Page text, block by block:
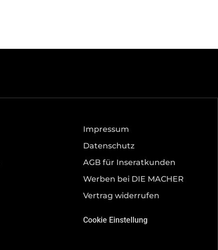
Impressum
Datenschutz
AGB für Inseratkunden
Werben bei DIE MACHER
Vertrag widerrufen
Cookie Einstellung